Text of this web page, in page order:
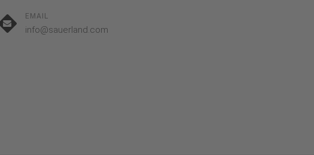
EMAIL
info@sauerland.com